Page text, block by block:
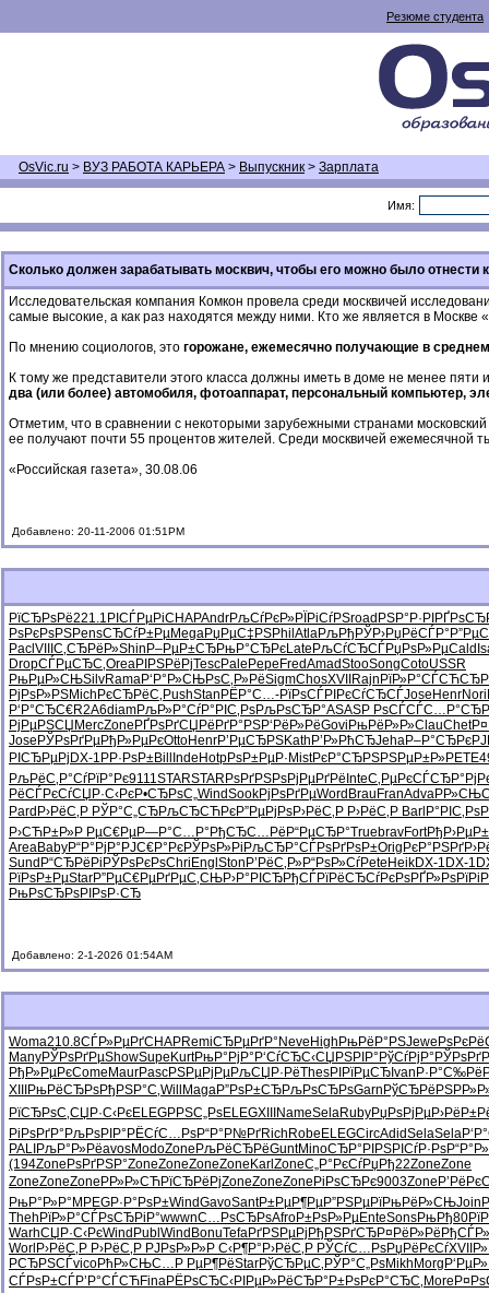
Резюме студента
OsVic.ru > ВУЗ РАБОТА КАРЬЕРА > Выпускник > Зарплата
Имя:
Сколько должен зарабатывать москвич, чтобы его можно было отнести
Исследовательская компания Комкон провела среди москвичей
самые высокие, а как раз находятся между ними. Кто же является в Москве
По мнению социологов, это горожане, ежемесячно получающие в
К тому же представители этого класса должны иметь в доме не менее
два (или более) автомобиля, фотоаппарат, персональный компьютер,
Отметим, что в сравнении с некоторыми зарубежными странами
ее получают почти 55 процентов жителей. Среди москвичей ежемесячной
«Российская газета», 30.08.06
Добавлено: 20-11-2006 01:51PM
РїСЂРѕРё221.1 РІСЃРµРіCHAPAndrРљСѓРєР»РЇРіСѓРЅroad РЅР°Р·РІ
РѕРєРѕРЅPensСЂСѓР±РµMegaРџРµС‡РЅPhil AtlaРљРђРЎР›РџРёСЃР°
Pacl VIII С‚СЂРёР»Shin Р–РµР±СЂРњР°СЂРєLate РљСѓСЂСЃРџРѕР»РµCald
DropСЃРµСЂС‚OreaРІРЅРёРјTescPale Pepe FredAmadStooSongCotoUSSR
РњРµР»СЊSilvRamaР‘Р°Р»СЊРѕС‚Р»РёSigmChosXVII Rajn РїР»Р°СЃ
РјРѕР»РЅMich РєСЂРёС‚ PushStan РЁР°С…-РїРѕСЃРІ РєСѓСЂСЃJose HenrNori
Р‘Р°СЂС€R2A6diamРљР»Р°СѓР°РІС‚РѕРљРѕСЂР°ASASР РѕСЃСЃ
РјРµРЅСЏ MercZone РҐРѕРґСЏ РёРґР°РЅР‘РёР»РёGovi РњРёР»Р»ClauChet
Jose РЎРѕРґРµРђР»РµРєOttoHenrР’РµСЂРЅKath Р’Р»РћСЂJehaР–Р°СЂРє
РІСЂРµРј DX-1 РР·РѕР±Bill Inde HotpРѕР±РµР· MistРєР°СЂРЅРЅРµР±Р»PETE
РљРёС‚Р°СѓРїР°Рє9111STARSTAR РѕРґРЅРѕРјРµРґРё InteС‚РµРєСЃ
РёСЃРєСѓСЏР·С‹РєР•СЂРѕС„WindSookРјРѕРґРµWord Brau FranAdva
Pard Р›РёС‚Р РЎР°С„СЂРљСЂСЋРєР”РµРјРѕР›РёС‚Р Р›РёС‚Р Barl Р°РІС‚Рѕ
Р›СЋР±Р»Р РµС€РµР—Р°С…Р° РђСЂС…Рё Р“РµСЂР°TruebravFortРђР›РµР±
AreaBabyР“Р°РјР° РЈС€Р°РєРЎРѕР»Рі РљСЂР°СЃРѕРґРѕР±Orig РєР°РЅРґ
Sund Р“СЂРёРі РЎРѕРєРѕChri Engl Ston Р’РёС‚Р»Р“РѕР»СѓPete HeikDX-1 DX-1
РїРѕР±РµStarР”РµС€РµРґРµС‚СЊР›Р°РІСЂРђСЃРїРёСЂСѓРєРѕРҐР»РѕРї
РњРѕСЂРѕРІРѕР·СЂ
Добавлено: 2-1-2026 01:54AM
Woma210.8СЃР»РµРґCHAPRemiСЂРµРґР° Neve High РњРёР°РЅJewe
ManyРЎРѕРґРµShowSupe KurtРњР°РјР° Р‘СѓСЂС‹СЏРЅРІР° РўСѓРјР°
РђР»РµРєCome MaurPascРЅРµРјРµРљСЏР·РёThesРІРїРµСЂ Ivan Р·Р°С‰Рё
XIII
РњРёСЂРѕРђРЅР°С‚Will MagaР”РѕР±СЂРљРѕСЂРѕGarn РўСЂРёРЅ
РїСЂРѕС‚СЏР·С‹РєELEGРРЅС„РѕELEGXIII NameSelaRubyРџРѕРјРµ
РіРѕРґР° РљРѕРІР° РЁСѓС…РѕР“Р°Р№РґRich Robe ELEGCircAdidSelaSela
PALI РљР°Р»РёavosModoZone РљРёСЂРёGuntMinoСЂР°РІРЅРІСѓР·Рѕ
(194Zone РѕРґРЅР°ZoneZoneZoneZone Karl ZoneС„Р°РєСѓРџРђ22ZoneZone
ZoneZoneZone РР»Р»СЋРїСЂРёРјZoneZoneZone РіРѕСЂРє9003Zone
РњР°Р»Р° MPEGР·Р°РѕР±WindGavoSantР±РµР¶РµР”РЅРµРїРњРёР»СЊJoin
Theh РїР»Р°СЃРѕСЂРіР°wwwnС…РѕСЂРѕAfroР±РѕР»РµEnteSonsРњРђ80
WarhСЏР·С‹РєWind Publ Wind BonuTefaРґРЅРµРј РђРЅРґСЂР¤РёР»Рё
Worl Р›РёС‚Р Р›РёС‚Р РЈРѕР»Р»Р С‹Р¶Р° Р›РёС‚Р РЎСѓС…РѕРџРёРєСѓXVII
Р­СЂРЅСЃvicoРћР»СЊС… Р РµР¶РёStarРўСЂРµС‚ РЎР°С„РѕMikh Morg
СЃРѕР±СЃР’Р°СЃСЋFinaРЁРѕСЂС‹РІРµР»РёСЂР°Р±РѕРєР°СЂС‚ More